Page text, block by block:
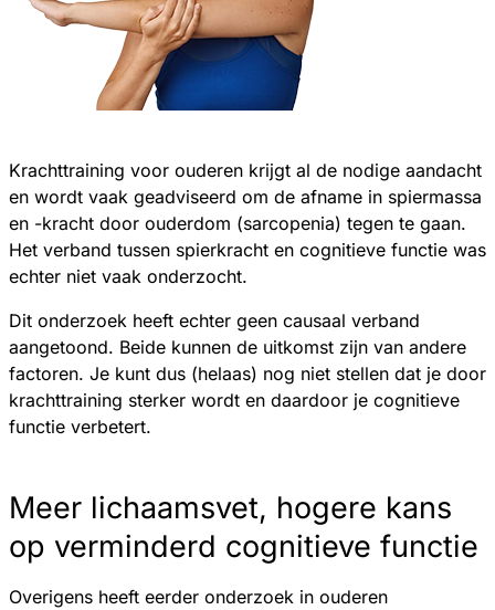
Krachttraining voor ouderen krijgt al de nodige aandacht
en wordt vaak geadviseerd om de afname in spiermassa
en -kracht door ouderdom (sarcopenia) tegen te gaan.
Het verband tussen spierkracht en cognitieve functie was
echter niet vaak onderzocht.
Dit onderzoek heeft echter geen causaal verband
aangetoond. Beide kunnen de uitkomst zijn van andere
factoren. Je kunt dus (helaas) nog niet stellen dat je door
krachttraining sterker wordt en daardoor je cognitieve
functie verbetert.
Meer lichaamsvet, hogere kans
op verminderd cognitieve functie
Overigens heeft eerder onderzoek in ouderen